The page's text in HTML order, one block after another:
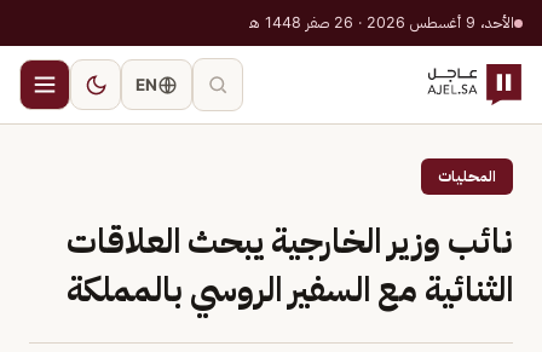
الأحد، 9 أغسطس 2026 · 26 صفر 1448 هـ
EN
المحليات
نائب وزير الخارجية يبحث العلاقات
الثنائية مع السفير الروسي بالمملكة